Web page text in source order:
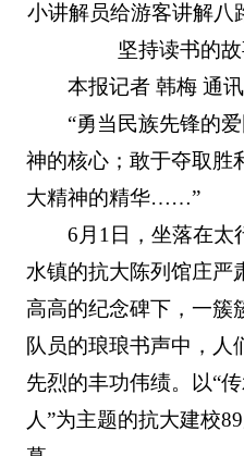
小讲解员给游客讲解八
坚持读书的
本报记者 韩梅 通
“勇当民族先锋的
神的核心；敢于夺取胜
大精神的精华……”
6月1日，坐落在太
水镇的抗大陈列馆庄严
高高的纪念碑下，一簇
队员的琅琅书声中，人
先烈的丰功伟绩。以“
人”为主题的抗大建校